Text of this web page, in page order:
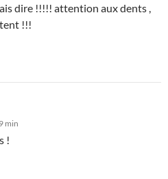
dire !!!!! attention aux dents ,
!!!
min
!